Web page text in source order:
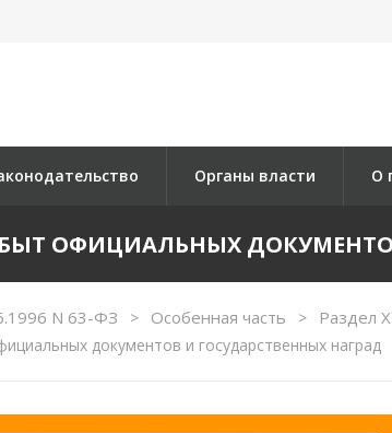
Органы власти О
ОФИЦИАЛЬНЫХ
N 63-ФЗ > Особенная часть > Раздел X
документов и государственных наград